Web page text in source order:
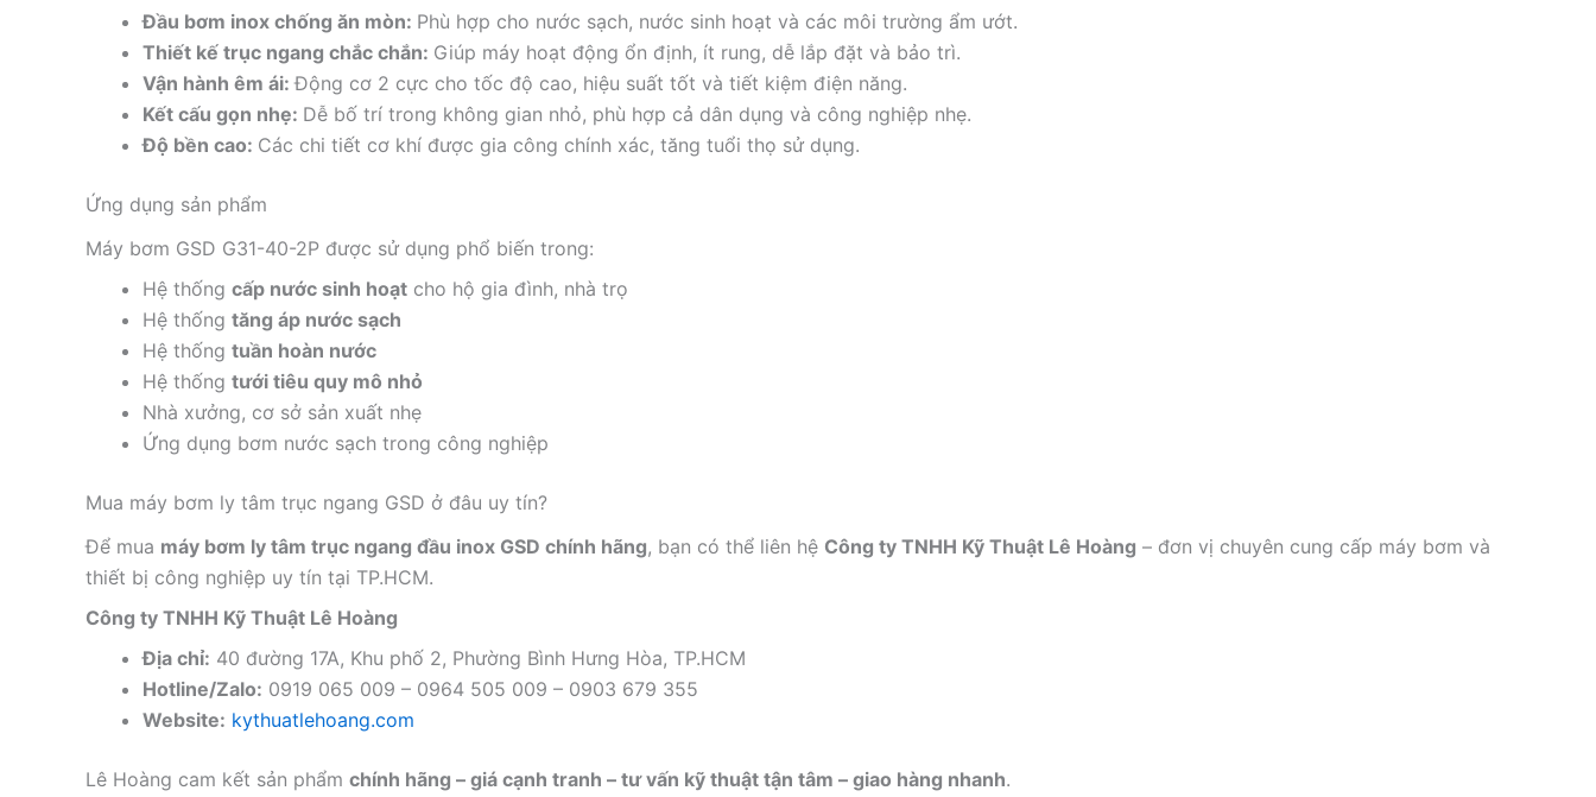
Đầu bơm inox chống ăn mòn: Phù hợp cho nước sạch, nước sinh hoạt và các môi trường ẩm ướt.
Thiết kế trục ngang chắc chắn: Giúp máy hoạt động ổn định, ít rung, dễ lắp đặt và bảo trì.
Vận hành êm ái:Động cơ 2 cực cho tốc độ cao, hiệu suất tốt và tiết kiệm điện năng.
Kết cấu gọn nhẹ: Dễ bố trí trong không gian nhỏ, phù hợp cả dân dụng và công nghiệp nhẹ.
Độ bền cao: Các chi tiết cơ khí được gia công chính xác, tăng tuổi thọ sử dụng.
Ứng dụng sản phẩm
Máy bơm GSD G31-40-2P được sử dụng phổ biến trong:
Hệ thống cấp nước sinh hoạt cho hộ gia đình, nhà trọ
Hệ thống tăng áp nước sạch
Hệ thống tuần hoàn nước
Hệ thống tưới tiêu quy mô nhỏ
Nhà xưởng, cơ sở sản xuất nhẹ
Ứng dụng bơm nước sạch trong công nghiệp
Mua máy bơm ly tâm trục ngang GSD ở đâu uy tín?
Để mua máy bơm ly tâm trục ngang đầu inox GSD chính hãng, bạn có thể liên hệ Công ty TNHH Kỹ Thuật Lê Hoàng – đơn vị chuyên cung cấp máy bơm và
thiết bị công nghiệp uy tín tại TP.HCM.
Công ty TNHH Kỹ Thuật Lê Hoàng
Địa chỉ: 40 đường 17A, Khu phố 2, Phường Bình Hưng Hòa, TP.HCM
Hotline/Zalo: 0919 065 009 – 0964 505 009 – 0903 679 355
Website: kythuatlehoang.com
Lê Hoàng cam kết sản phẩm chính hãng – giá cạnh tranh – tư vấn kỹ thuật tận tâm – giao hàng nhanh.